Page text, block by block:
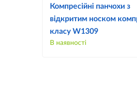
Компресійні панчохи з
відкритим носком
класу W1309
В наявності